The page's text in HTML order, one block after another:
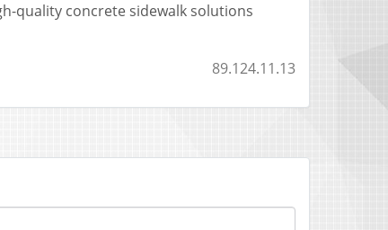
quality concrete sidewalk solutions
89.124.11.13